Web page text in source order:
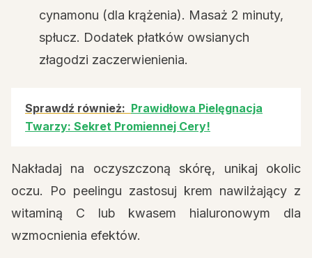
cynamonu (dla krążenia). Masaż 2 minuty,
spłucz. Dodatek płatków owsianych
złagodzi zaczerwienienia.
Sprawdź również: Prawidłowa Pielęgnacja
Twarzy: Sekret Promiennej Cery!
Nakładaj na oczyszczoną skórę, unikaj okolic
oczu. Po peelingu zastosuj krem nawilżający z
witaminą C lub kwasem hialuronowym dla
wzmocnienia efektów.